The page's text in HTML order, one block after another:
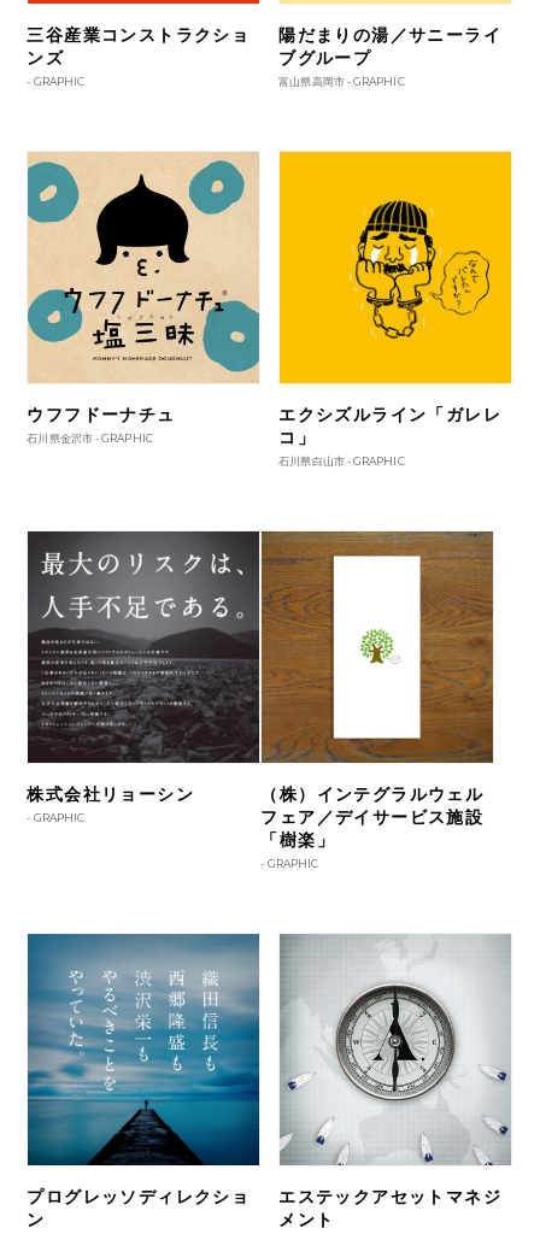
三谷産業コンストラクショ
ンズ
- GRAPHIC
陽だまりの湯／サニーライ
ブグループ
富山県高岡市 -GRAPHIC
ウフフドーナチュ
石川県金沢市 -GRAPHIC
エクシズルライン「ガレレ
コ」
石川県白山市 -GRAPHIC
株式会社リョーシン
- GRAPHIC
（株）インテグラルウェル
フェア／デイサービス施設
「樹楽」
- GRAPHIC
プログレッソディレクショ
ン
エステックアセットマネジ
メント